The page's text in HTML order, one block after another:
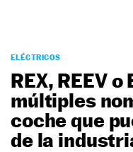
PODCAST
MOTOS
TECNOLOGÍA
SUPERCOCHES
MOTORTV
ELÉCTRICOS
REX, REEV o
múltiples
coche que
de la